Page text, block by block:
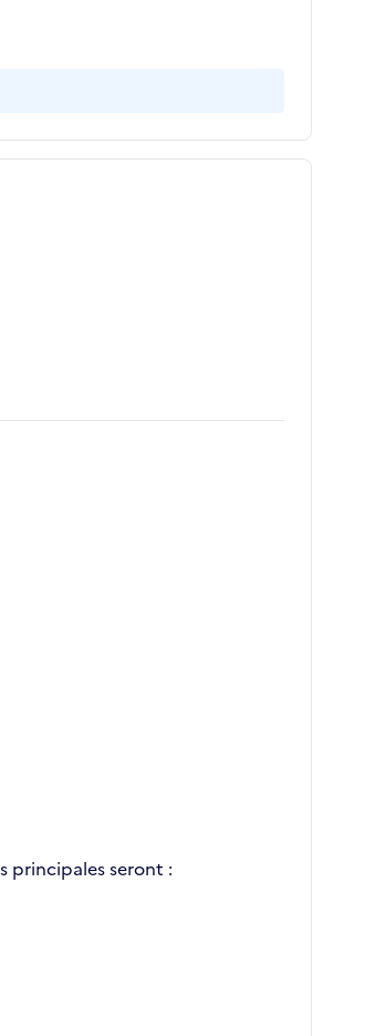
principales seront :